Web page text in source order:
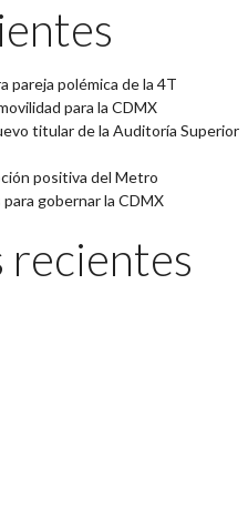
pareja polémica de la 4T
para la CDMX
titular de la Auditoría Superior
positiva del Metro
gobernar la CDMX